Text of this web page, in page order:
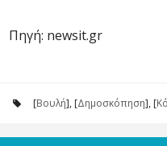
Πηγή: newsit.gr
[Βουλή], [Δημοσκόπηση], [